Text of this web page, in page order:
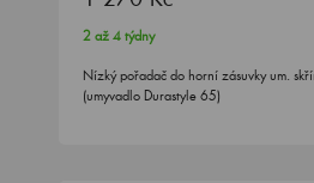
2 až 4 týdny
Nízký pořadač do horní zásuvky um.
(umyvadlo Durastyle 65)